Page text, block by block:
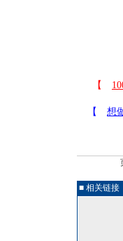
■ 相关链接